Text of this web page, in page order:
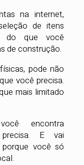
na internet,
de itens
do que você
de construção.
pode não
você precisa.
mais limitado
encontra
E vai
você só